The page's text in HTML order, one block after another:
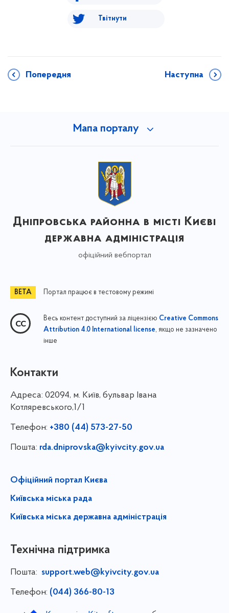
Твітнути
Попередня Наступна
Мапа порталу
Дніпровська районна в місті Києві
державна адміністрація
офіційний вебпортал
Портал працює в тестовому режимі
Весь контент доступний за ліцензією Creative Commons
Attribution 4.0 International license, якщо не зазначено
інше
Контакти
Адреса: 02094, м. Київ, бульвар Івана
Котляревського,1/1
Телефон: +380 (44) 573-27-50
Пошта: rda.dniprovska@kyivcity.gov.ua
Офіційний портал Києва
Київська міська рада
Київська міська державна адміністрація
Технічна підтримка
Пошта: support.web@kyivcity.gov.ua
Телефон: (044) 366-80-13